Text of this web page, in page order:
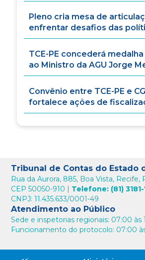
Pleno cria mesa de
enfrentar desafios das
TCE-PE concederá
ao Ministro da AGU Jorge
Convênio entre TCE-PE e
fortalece ações de
Tribunal de Contas do Estado
Rua da Aurora, 885, Boa Vista, Recife,
CEP 50050-910 | Telefone: (81)
CNPJ: 11.435.633/0001-49
Atendimento ao Público
Sede e inspetorias regionais: 07:00 às
Funcionamento do protocolo: 07:00